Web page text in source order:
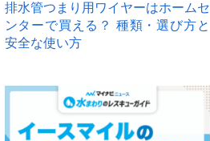
排水管つまり用ワイヤーはホームセ
ンターで買える？ 種類・選び方と
安全な使い方